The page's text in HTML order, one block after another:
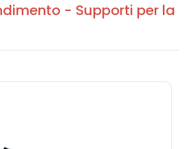
- Supporti per la